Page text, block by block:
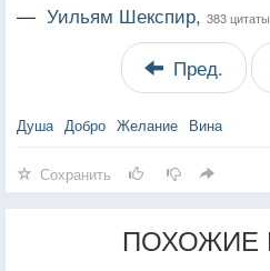
— Уильям Шекспир, 383 цитаты
Пред.
Душа Добро Желание Вина
Сохранить
ПОХОЖИЕ